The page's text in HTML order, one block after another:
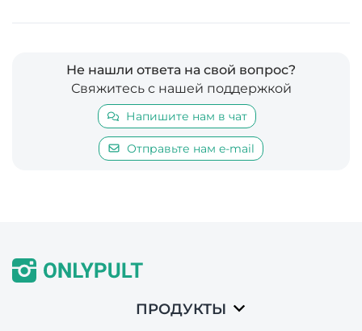
Не нашли ответа на свой вопрос?
Свяжитесь с нашей поддержкой
Напишите нам в чат
Отправьте нам e-mail
ПРОДУКТЫ